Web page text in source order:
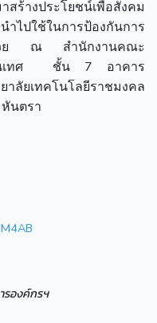
ร้างประโยชน์เพื่อสังคม
ไปใช้ในการป้องกันการ
ด้วย ณ สำนักงานคณะ
รสนเทศ ชั้น 7 อาคาร
ยเทคโนโลยีราชมงคล
นตรา
องค์กรฯ